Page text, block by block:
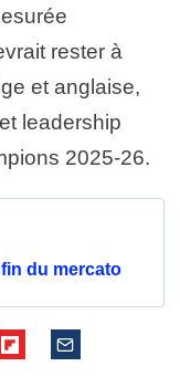
rester à
et anglaise,
leadership
2025‑26.
du mercato